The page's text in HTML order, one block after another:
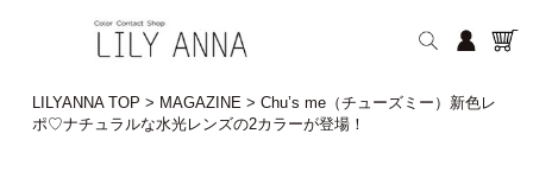
LILYANNA TOP > MAGAZINE> Chu’s me（チューズミー）新色レ
ポ♡ナチュラルな水光レンズの2カラーが登場！